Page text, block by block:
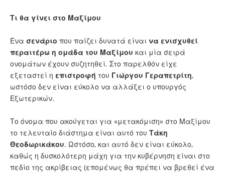
Τι θα γίνει στο Μαξίμου
Ένα σενάριο που παίζει δυνατά είναι να ενισχυθεί
περαιτέρω η ομάδα του Μαξίμου και μία σειρά
ονομάτων έχουν συζητηθεί. Στο παρελθόν είχε
εξεταστεί η επιστροφή του Γιώργου Γεραπετρίτη,
ωστόσο δεν είναι εύκολο να αλλάξει ο υπουργός
Εξωτερικών.
Το όνομα που ακούγεται για «μετακόμιση» στο Μαξίμου
το τελευταίο διάστημα είναι αυτό του Τάκη
Θεοδωρικάκου. Ωστόσο, και αυτό δεν είναι εύκολο,
καθώς η δυσκολότερη μάχη για την κυβέρνηση είναι στο
πεδίο της ακρίβειας (επομένως θα πρέπει να βρεθεί ένα